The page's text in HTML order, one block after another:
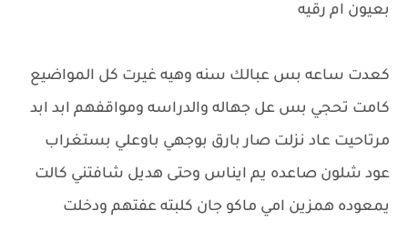
بعيون ام رقيه
كعدت ساعه بس عبالك سنه وهيه غيرت كل المواضيع
كامت تحجي بس عل جهاله والدراسه ومواقفهم ابد ابد
مرتاحيت عاد نزلت صار بارق بوجهي باوعلي بستغراب
عود شلون صاعده يم ايناس وحتى هديل شافتني كالت
يمعوده همزين امي ماكو جان كلبته عفتهم ودخلت